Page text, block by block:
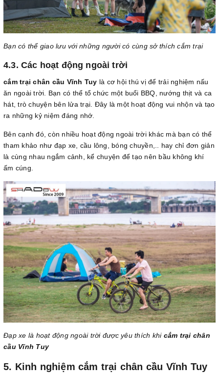
Bạn có thể giao lưu với những người có cùng sở thích cắm trại
4.3. Các hoạt động ngoài trời
cắm trại chân cầu Vĩnh Tuy là cơ hội thú vị để trải nghiệm nấu
ăn ngoài trời. Bạn có thể tổ chức một buổi BBQ, nướng thịt và ca
hát, trò chuyện bên lửa trại. Đây là một hoạt động vui nhộn và tạo
ra những kỷ niệm đáng nhớ.
Bên cạnh đó, còn nhiều hoạt động ngoài trời khác mà bạn có thể
tham khảo như đạp xe, cầu lông, bóng chuyền,.. hay chỉ đơn giản
là cùng nhau ngắm cảnh, kể chuyện để tạo nên bầu không khí
ấm cúng.
Đạp xe là hoạt động ngoài trời được yêu thích khi cắm trại chân
cầu Vĩnh Tuy
5. Kinh nghiệm cắm trại chân cầu Vĩnh Tuy